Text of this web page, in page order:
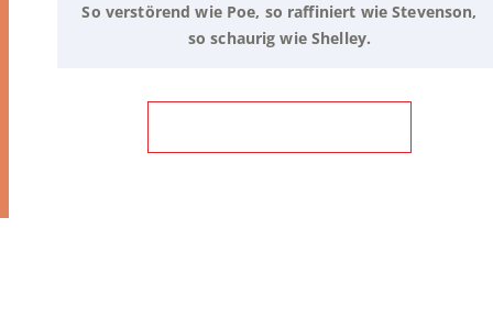
So verstörend wie Poe, so raffiniert wie Stevenson,
so schaurig wie Shelley.